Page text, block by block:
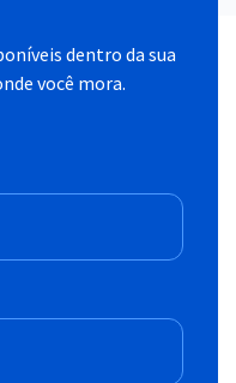
dentro da sua
você mora.